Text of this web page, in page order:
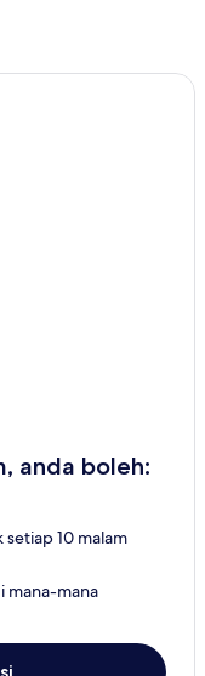
anda boleh:
10 malam
mana-mana